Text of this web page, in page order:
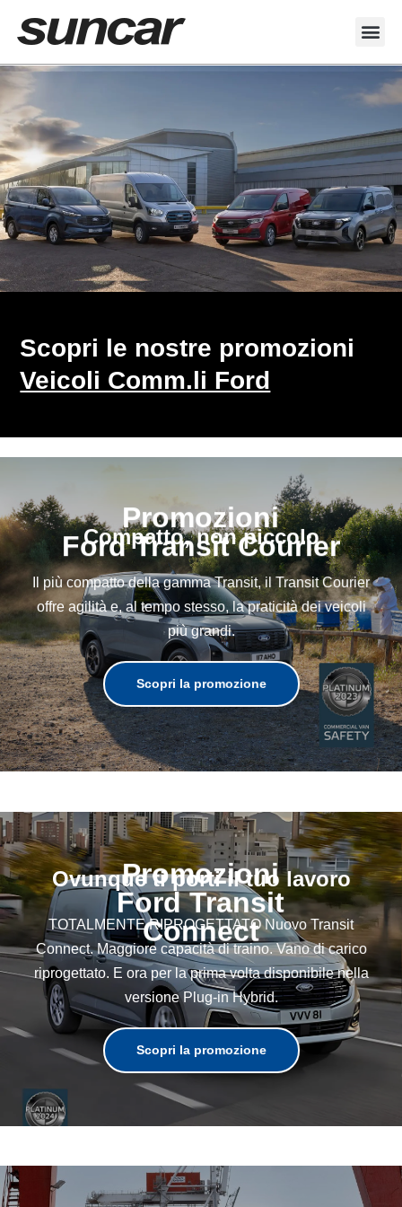
Scopri le nostre promozioni
Veicoli Comm.li Ford
Promozioni
Ford Transit Courier
Compatto, non piccolo
Il più compatto della gamma Transit, il Transit Courier
offre agilità e, al tempo stesso, la praticità dei veicoli
più grandi.
Scopri la promozione
Promozioni
Ford Transit
Connect
Ovunque ti porti il tuo lavoro
TOTALMENTE RIPROGETTATO Nuovo Transit
Connect. Maggiore capacità di traino. Vano di carico
riprogettato. E ora per la prima volta disponibile nella
versione Plug-in Hybrid.
Scopri la promozione